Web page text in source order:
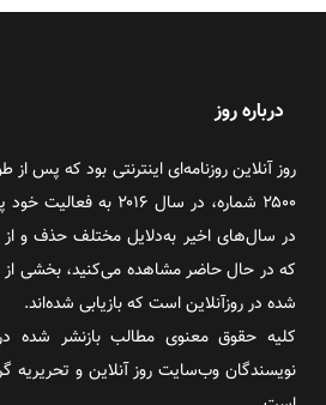
درباره روز
۲۵۰۰ شماره، در سال
در سال‌های اخیر به‌دلایل مختلف حذف و
که در حال حاضر مشاهده می‌کنید، بخشی
شده در روزآنلاین است که بازیابی شده‌اند.
کلیه حقوق معنوی مطالب بازنشر شده
نویسندگان وب‌سایت روز آنلاین و تحریریه